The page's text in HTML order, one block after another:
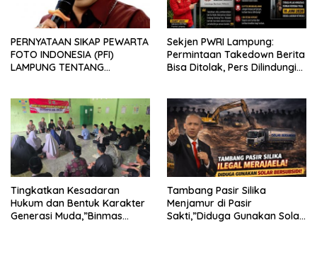
PERNYATAAN SIKAP PEWARTA
FOTO INDONESIA (PFI)
LAMPUNG TENTANG
TERHADAP JURNALIS DI
PENGADILAN NEGERI
TANJUNG KARANG.
Sekjen PWRI Lampung:
Permintaan Takedown Berita
Bisa Ditolak, Pers Dilindungi
Tingkatkan Kesadaran
Hukum dan Bentuk Karakter
Generasi Muda,”Binmas
Tambang Pasir Silika
Menjamur di Pasir
Sakti,”Diduga Gunakan Solar